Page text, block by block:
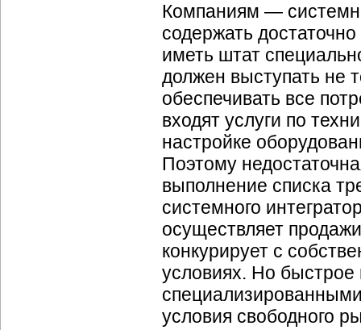
Компаниям —
содержать
иметь штат
должен выступать не
обеспечивать все
входят услуги по
настройке
Поэтому
выполнение списка
системного
осуществляет
конкурирует с
условиях. Но
условия свободного